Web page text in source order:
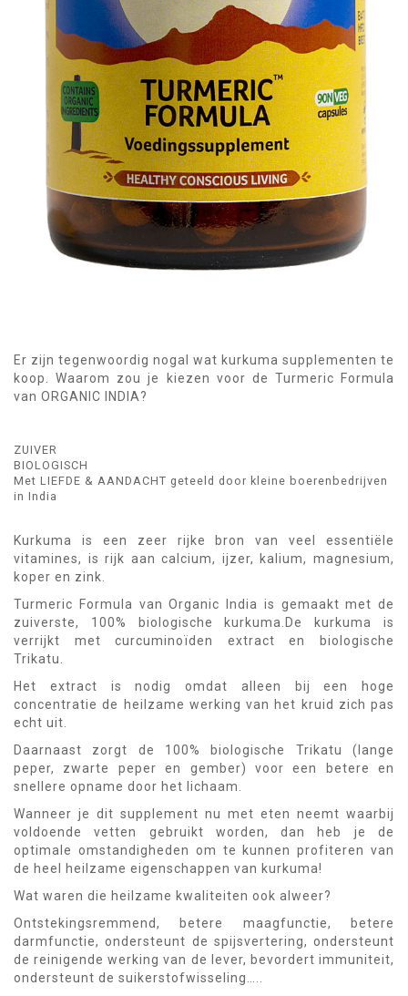
Er zijn tegenwoordig nogal wat kurkuma supplementen te
koop. Waarom zou je kiezen voor de Turmeric Formula
van ORGANIC INDIA?
ZUIVER
BIOLOGISCH
Met LIEFDE & AANDACHT geteeld door kleine boerenbedrijven
in India
Kurkuma is een zeer rijke bron van veel essentiële
vitamines, is rijk aan calcium, ijzer, kalium, magnesium,
koper en zink.
Turmeric Formula van Organic India is gemaakt met de
zuiverste, 100% biologische kurkuma.De kurkuma is
verrijkt met curcuminoïden extract en biologische
Trikatu.
Het extract is nodig omdat alleen bij een hoge
concentratie de heilzame werking van het kruid zich pas
echt uit.
Daarnaast zorgt de 100% biologische Trikatu (lange
peper, zwarte peper en gember) voor een betere en
snellere opname door het lichaam.
Wanneer je dit supplement nu met eten neemt waarbij
voldoende vetten gebruikt worden, dan heb je de
optimale omstandigheden om te kunnen profiteren van
de heel heilzame eigenschappen van kurkuma!
Wat waren die heilzame kwaliteiten ook alweer?
Ontstekingsremmend, betere maagfunctie, betere
darmfunctie, ondersteunt de spijsvertering, ondersteunt
de reinigende werking van de lever, bevordert immuniteit,
ondersteunt de suikerstofwisseling…..